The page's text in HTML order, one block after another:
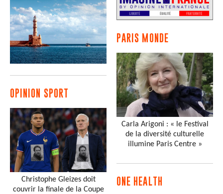
OPINION SPORT
Christophe Gleizes doit
couvrir la finale de la Coupe
PARIS MONDE
Carla Arigoni : « le Festival
de la diversité culturelle
illumine Paris Centre »
ONE HEALTH